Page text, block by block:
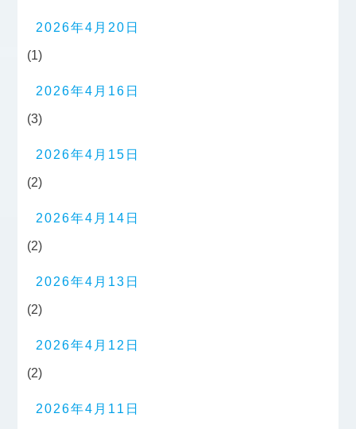
2026年4月20日
(1)
2026年4月16日
(3)
2026年4月15日
(2)
2026年4月14日
(2)
2026年4月13日
(2)
2026年4月12日
(2)
2026年4月11日